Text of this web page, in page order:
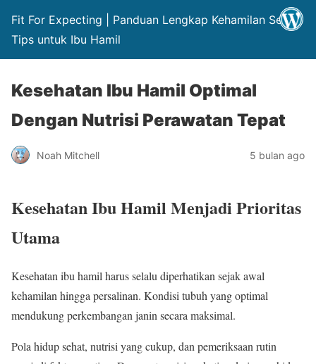
Fit For Expecting | Panduan Lengkap Kehamilan Sehat
Tips untuk Ibu Hamil
Kesehatan Ibu Hamil Optimal
Dengan Nutrisi Perawatan Tepat
Noah Mitchell 5 bulan ago
Kesehatan Ibu Hamil Menjadi Prioritas
Utama
Kesehatan ibu hamil harus selalu diperhatikan sejak awal
kehamilan hingga persalinan. Kondisi tubuh yang optimal
mendukung perkembangan janin secara maksimal.
Pola hidup sehat, nutrisi yang cukup, dan pemeriksaan rutin